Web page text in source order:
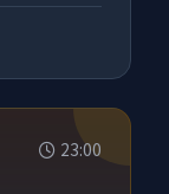
23:00